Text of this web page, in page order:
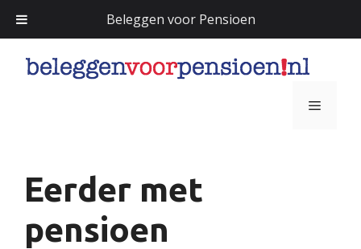
Beleggen voor Pensioen
naar
Menu
Eerder met
pensioen